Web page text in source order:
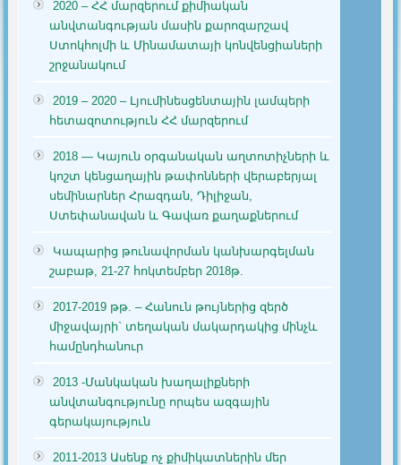
2020 – ՀՀ մարզերում քիմիական
անվտանգության մասին քարոզարշավ
Ստոկհոլմի և Մինամատայի կոնվենցիաների
շրջանակում
2019 – 2020 – Լյումինեսցենտային լամպերի
հետազոտություն ՀՀ մարզերում
2018 — Կայուն օրգանական աղտոտիչների և
կոշտ կենցաղային թափոնների վերաբերյալ
սեմինարներ Հրազդան, Դիլիջան,
Ստեփանավան և Գավառ քաղաքներում
Կապարից թունավորման կանխարգելման
շաբաթ, 21-27 հոկտեմբեր 2018թ.
2017-2019 թթ. – Հանուն թույներից զերծ
միջավայրի` տեղական մակարդակից մինչև
համընդհանուր
2013 -Մանկական խաղալիքների
անվտանգությունը որպես ազգային
գերակայություն
2011-2013 Ասենք ոչ քիմիկատներին մեր